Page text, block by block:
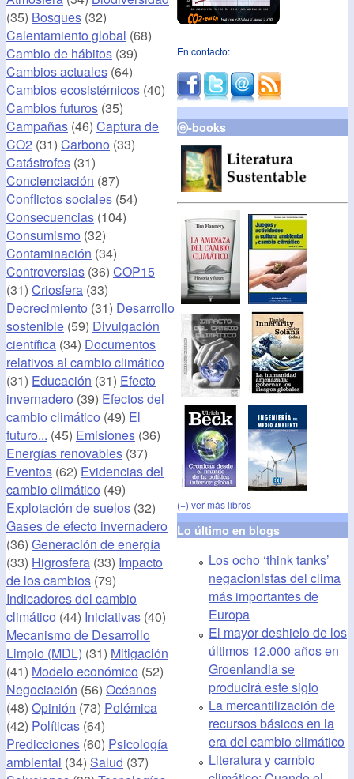
(35) Bosques (32)
Calentamiento global (68)
Cambio de hábitos (39)
Cambios actuales (64)
Cambios ecosistémicos (40)
Cambios futuros (35)
Campañas (46) Captura de
CO2 (31) Carbono (33)
Catástrofes (31)
Concienciación (87)
Conflictos sociales (54)
Consecuencias (104)
Consumismo (32)
Contaminación (34)
Controversias (36) COP15
(31) Criosfera (33)
Decrecimiento (31) Desarrollo
sostenible (59) Divulgación
científica (34) Documentos
relativos al cambio climático
(31) Educación (31) Efecto
invernadero (39) Efectos del
cambio climático (49) El
futuro... (45) Emisiones (36)
Energías renovables (37)
Eventos (62) Evidencias del
cambio climático (49)
Explotación de suelos (32)
Gases de efecto invernadero
(36) Generación de energía
(33) Higrosfera (33) Impacto
de los cambios (79)
Indicadores del cambio
climático (44) Iniciativas (40)
Mecanismo de Desarrollo
Limpio (MDL) (31) Mitigación
(41) Modelo económico (52)
Negociación (56) Océanos
(48) Opinión (73) Polémica
(42) Políticas (64)
Predicciones (60) Psicología
ambiental (34) Salud (37)
En contacto:
ⓔ-books
(+) ver más libros
Lo último en blogs
Los ocho ‘think tanks’
negacionistas del clima
más importantes de
Europa
El mayor deshielo de los
últimos 12.000 años en
Groenlandia se
producirá este siglo
La mercantilización de
recursos básicos en la
era del cambio climático
Literatura y cambio